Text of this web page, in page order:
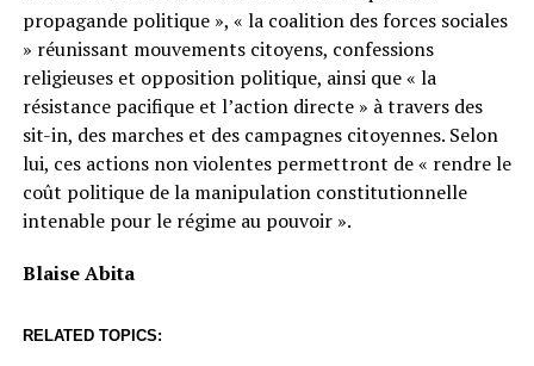
propagande politique », « la coalition des forces sociales
» réunissant mouvements citoyens, confessions
religieuses et opposition politique, ainsi que « la
résistance pacifique et l’action directe » à travers des
sit-in, des marches et des campagnes citoyennes. Selon
lui, ces actions non violentes permettront de « rendre le
coût politique de la manipulation constitutionnelle
intenable pour le régime au pouvoir ».
Blaise Abita
RELATED TOPICS: